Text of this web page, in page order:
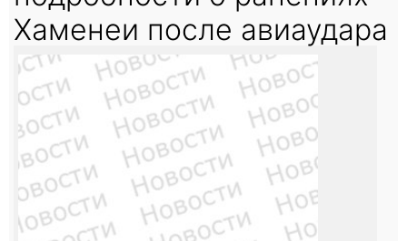
Хаменеи после авиаудара